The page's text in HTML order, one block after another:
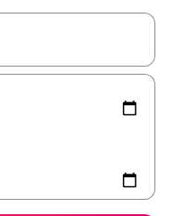
du navigere med